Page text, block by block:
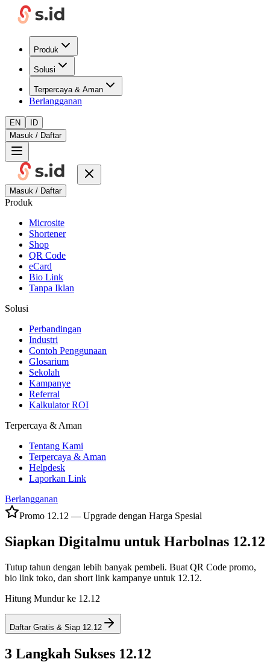
Produk
Solusi
Terpercaya & Aman
Berlangganan
EN
ID
Masuk / Daftar
Masuk / Daftar
Produk
Microsite
Shortener
Shop
QR Code
eCard
Bio Link
Tanpa Iklan
Solusi
Perbandingan
Industri
Contoh Penggunaan
Glosarium
Sekolah
Kampanye
Referral
Kalkulator ROI
Terpercaya & Aman
Tentang Kami
Terpercaya & Aman
Helpdesk
Laporkan Link
Berlangganan
Promo 12.12 — Upgrade dengan Harga Spesial
Siapkan Digitalmu untuk Harbolnas 12.12
Tutup tahun dengan lebih banyak pembeli. Buat QR Code promo,
bio link toko, dan short link kampanye untuk 12.12.
Hitung Mundur ke 12.12
Daftar Gratis & Siap 12.12
3 Langkah Sukses 12.12